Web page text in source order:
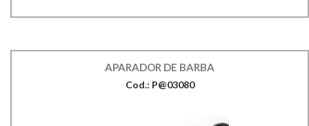
APARADOR DE BARBA
Cod.: P@03080